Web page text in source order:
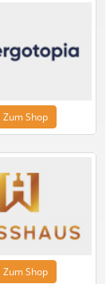
Zum Shop
Zum Shop